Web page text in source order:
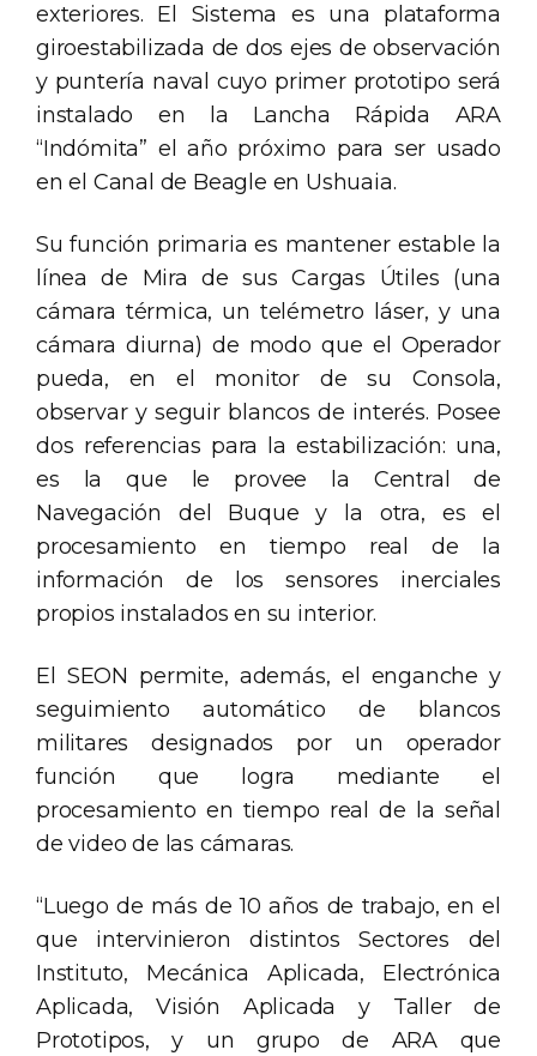
exteriores. El Sistema es una plataforma
giroestabilizada de dos ejes de observación
y puntería naval cuyo primer prototipo será
instalado en la Lancha Rápida ARA
“Indómita” el año próximo para ser usado
en el Canal de Beagle en Ushuaia.
Su función primaria es mantener estable la
línea de Mira de sus Cargas Útiles (una
cámara térmica, un telémetro láser, y una
cámara diurna) de modo que el Operador
pueda, en el monitor de su Consola,
observar y seguir blancos de interés. Posee
dos referencias para la estabilización: una,
es la que le provee la Central de
Navegación del Buque y la otra, es el
procesamiento en tiempo real de la
información de los sensores inerciales
propios instalados en su interior.
El SEON permite, además, el enganche y
seguimiento automático de blancos
militares designados por un operador
función que logra mediante el
procesamiento en tiempo real de la señal
de video de las cámaras.
“Luego de más de 10 años de trabajo, en el
que intervinieron distintos Sectores del
Instituto, Mecánica Aplicada, Electrónica
Aplicada, Visión Aplicada y Taller de
Prototipos, y un grupo de ARA que